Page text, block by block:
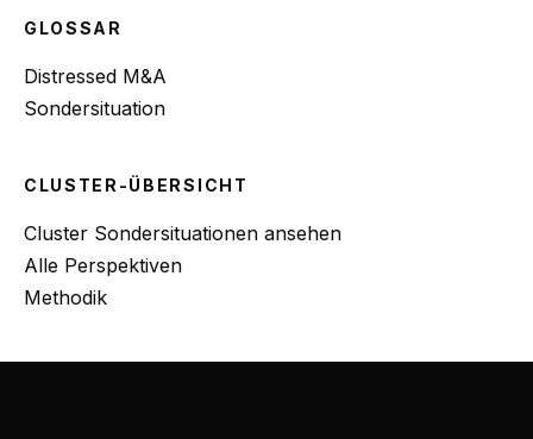
GLOSSAR
Distressed M&A
Sondersituation
CLUSTER-ÜBERSICHT
Cluster Sondersituationen ansehen
Alle Perspektiven
Methodik